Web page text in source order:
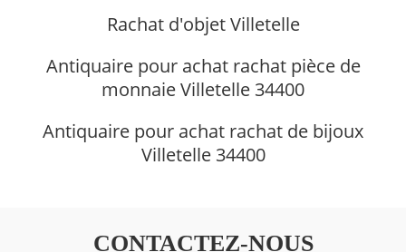
Rachat d'objet Villetelle
Antiquaire pour achat rachat pièce de
monnaie Villetelle 34400
Antiquaire pour achat rachat de bijoux
Villetelle 34400
CONTACTEZ-NOUS